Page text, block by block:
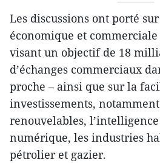
Les discussions ont porté
économique et
visant un objectif de 18
d’échanges commerciaux
proche – ainsi que sur la
investissements,
renouvelables,
numérique, les industries
pétrolier et gazier.